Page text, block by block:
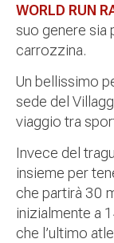
WORLD RUN
suo genere sia
carrozzina.
Un bellissimo
sede del
viaggio tra
Invece del
insieme per
che partirà 30
inizialmente a
che l’ultimo